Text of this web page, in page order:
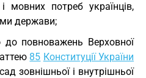
мовних потреб українців,
держави;
повноважень Верховної
85 Конституції України
зовнішньої і внутрішньої